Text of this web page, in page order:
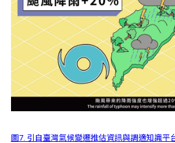
圖7. 引自臺灣氣候變遷推估資訊與調適知識平